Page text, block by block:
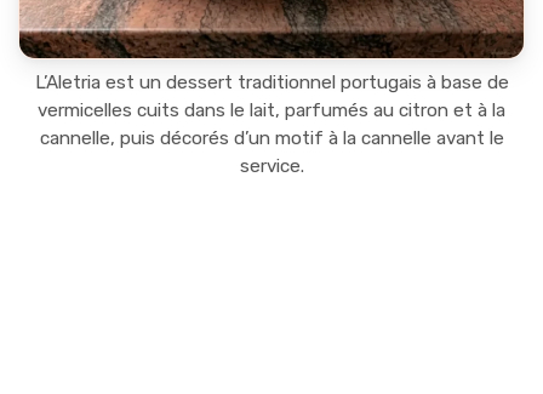
L’Aletria est un dessert traditionnel portugais à base de
vermicelles cuits dans le lait, parfumés au citron et à la
cannelle, puis décorés d’un motif à la cannelle avant le
service.